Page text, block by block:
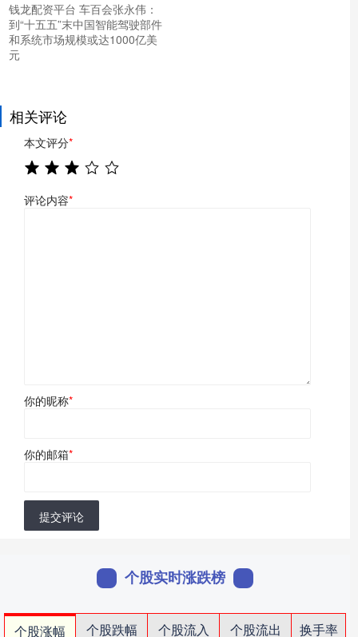
钱龙配资平台 车百会张永伟：
到“十五五”末中国智能驾驶部件
和系统市场规模或达1000亿美
元
相关评论
本文评分*
评论内容*
你的昵称*
你的邮箱*
提交评论
个股实时涨跌榜
个股涨幅 个股跌幅 个股流入 个股流出 换手率